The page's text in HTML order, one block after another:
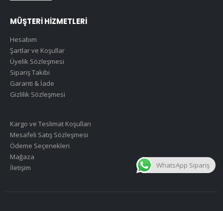
MÜŞTERİ HİZMETLERİ
Hesabım
Şartlar ve Koşullar
Üyelik Sözleşmesi
Sipariş Takibi
Garanti & İade
Gizlilik Sözleşmesi
Kargo ve Teslimat Koşulları
Mesafeli Satış Sözleşmesi
Ödeme Seçenekleri
Mağaza
İletişim
WhatsApp Sipariş